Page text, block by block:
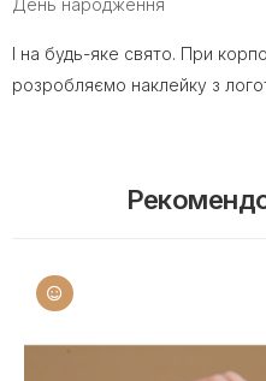
День народження
І на будь-яке свято. При
розробляємо наклейку з